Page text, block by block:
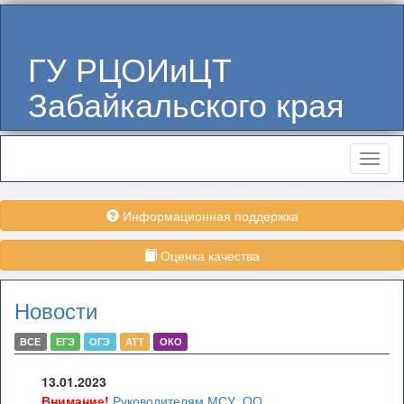
ГУ РЦОИиЦТ
Забайкальского края
Меню
Информационная поддержка
Оценка качества
Новости
ВСЕ ЕГЭ ОГЭ АТТ ОКО
13.01.2023
Внимание! Руководителям МСУ, ОО,